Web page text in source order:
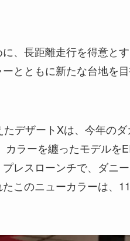
、長距離走行を得意と
とともに新たな台地を
デザートXは、今年の
ラーを纏ったモデルを
レスローンチで、ダニ
このニューカラーは、